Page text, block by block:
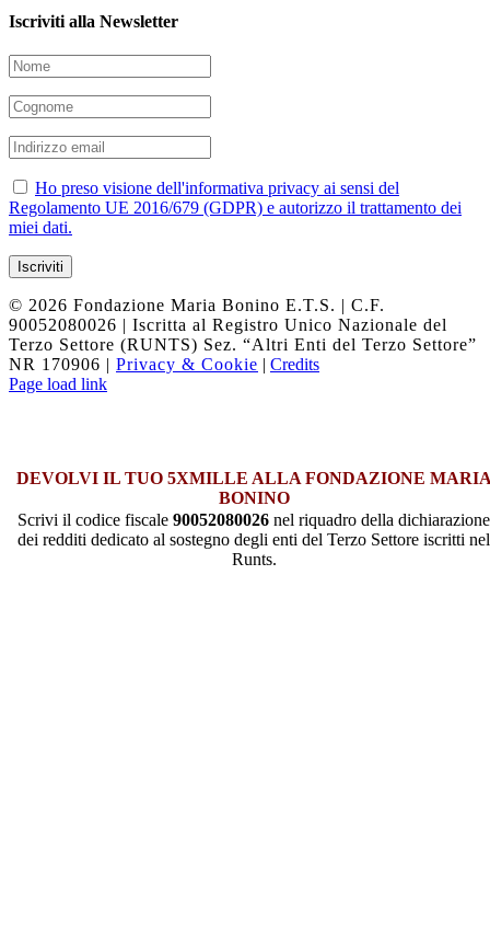
Iscriviti alla Newsletter
Ho preso visione dell'informativa privacy ai sensi del
Regolamento UE 2016/679 (GDPR) e autorizzo il trattamento dei
miei dati.
© 2026 Fondazione Maria Bonino E.T.S. | C.F.
90052080026 | Iscritta al Registro Unico Nazionale del
Terzo Settore (RUNTS) Sez. “Altri Enti del Terzo Settore”
NR 170906 | Privacy & Cookie | Credits
Facebook
Instagram
YouTube
Twitter
Page load link
DEVOLVI IL TUO 5XMILLE ALLA FONDAZIONE
BONINO
Scrivi il codice fiscale 90052080026 nel riquadro della dichiarazione
dei redditi dedicato al sostegno degli enti del Terzo Settore iscritti nel
Runts.